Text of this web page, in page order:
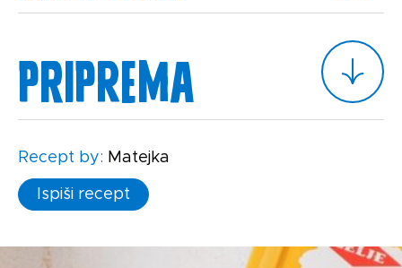
Priprema
Recept by: Matejka
Ispiši recept